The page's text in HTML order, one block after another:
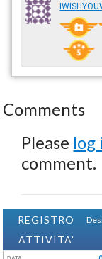
Comments
Please log
comment.
REGISTRO
ATTIVITA'